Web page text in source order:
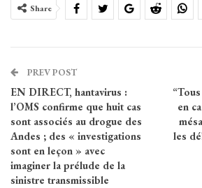
Share
PREV POST
EN DIRECT, hantavirus :
l’OMS confirme que huit cas
sont associés au drogue des
Andes ; des « investigations
sont en leçon » avec
imaginer la prélude de la
sinistre transmissible
en
les